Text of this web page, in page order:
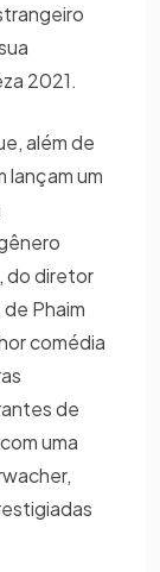
2021.
além de
lançam um
do diretor
Phaim
comédia
de
uma